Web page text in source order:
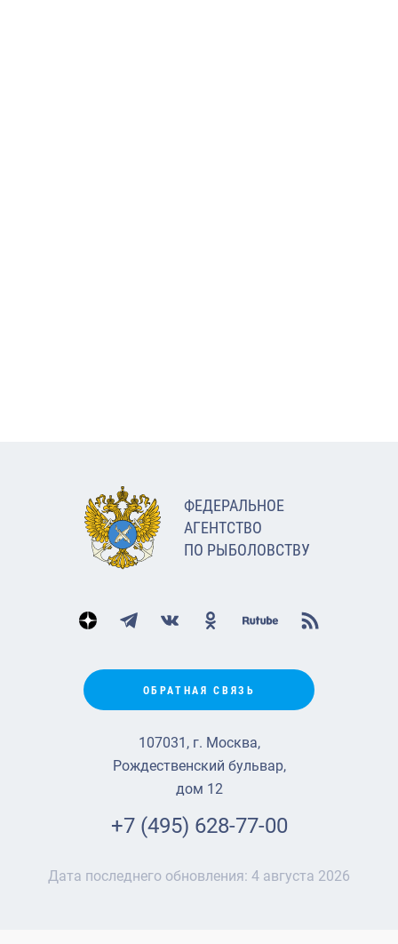
ФЕДЕРАЛЬНОЕ
АГЕНТСТВО
ПО РЫБОЛОВСТВУ
ОБРАТНАЯ СВЯЗЬ
107031, г. Москва,
Рождественский бульвар,
дом 12
+7 (495) 628-77-00
Дата последнего обновления: 4 августа 2026